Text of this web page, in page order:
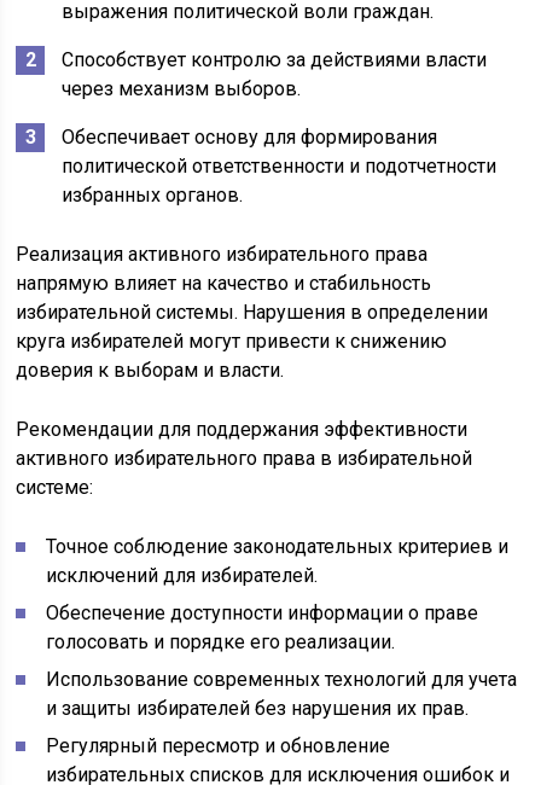
выражения политической воли граждан.
Способствует контролю за действиями власти
через механизм выборов.
Обеспечивает основу для формирования
политической ответственности и подотчетности
избранных органов.
Реализация активного избирательного права
напрямую влияет на качество и стабильность
избирательной системы. Нарушения в определении
круга избирателей могут привести к снижению
доверия к выборам и власти.
Рекомендации для поддержания эффективности
активного избирательного права в избирательной
системе:
Точное соблюдение законодательных критериев и
исключений для избирателей.
Обеспечение доступности информации о праве
голосовать и порядке его реализации.
Использование современных технологий для учета
и защиты избирателей без нарушения их прав.
Регулярный пересмотр и обновление
избирательных списков для исключения ошибок и